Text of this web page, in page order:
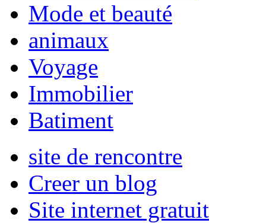
Mode et beauté
animaux
Voyage
Immobilier
Batiment
site de rencontre
Creer un blog
Site internet gratuit